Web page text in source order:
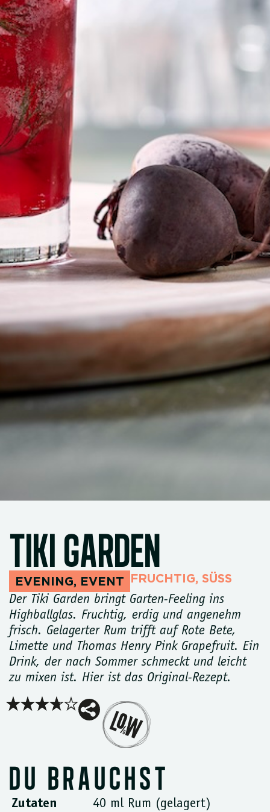
TIKI GARDEN
EVENING, EVENT FRUCHTIG, SÜSS
Der Tiki Garden bringt Garten-Feeling ins
Highballglas. Fruchtig, erdig und angenehm
frisch. Gelagerter Rum trifft auf Rote Bete,
Limette und Thomas Henry Pink Grapefruit. Ein
Drink, der nach Sommer schmeckt und leicht
zu mixen ist. Hier ist das Original-Rezept.
DU BRAUCHST
Zutaten
40 ml Rum (gelagert)